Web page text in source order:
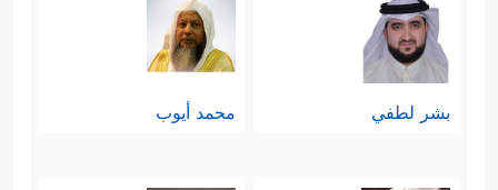
بشر لطفي محمد أيوب